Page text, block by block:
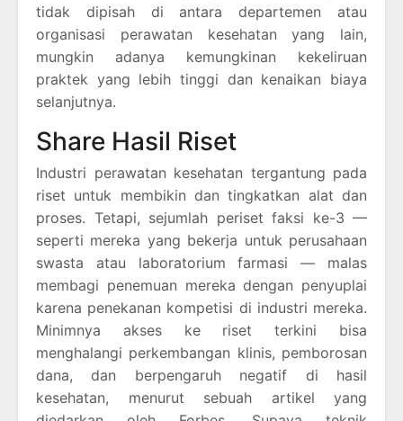
tidak dipisah di antara departemen atau
organisasi perawatan kesehatan yang lain,
mungkin adanya kemungkinan kekeliruan
praktek yang lebih tinggi dan kenaikan biaya
selanjutnya.
Share Hasil Riset
Industri perawatan kesehatan tergantung pada
riset untuk membikin dan tingkatkan alat dan
proses. Tetapi, sejumlah periset faksi ke-3 —
seperti mereka yang bekerja untuk perusahaan
swasta atau laboratorium farmasi — malas
membagi penemuan mereka dengan penyuplai
karena penekanan kompetisi di industri mereka.
Minimnya akses ke riset terkini bisa
menghalangi perkembangan klinis, pemborosan
dana, dan berpengaruh negatif di hasil
kesehatan, menurut sebuah artikel yang